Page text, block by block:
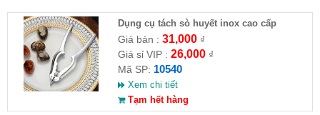
Dụng cụ tách sò huyết inox cao cấp
Giá bán : 31,000₫
Giá sỉ VIP : 26,000₫
Mã SP: 10540
Xem chi tiết
Tạm hết hàng